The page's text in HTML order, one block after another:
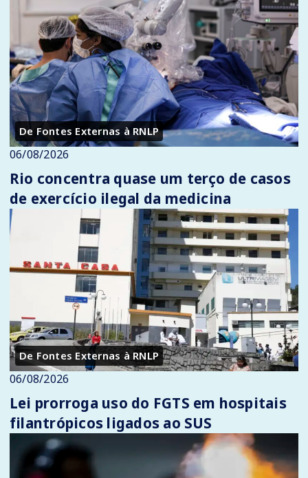
De Fontes Externas à RNLP
06/08/2026
Rio concentra quase um terço de casos
de exercício ilegal da medicina
De Fontes Externas à RNLP
06/08/2026
Lei prorroga uso do FGTS em hospitais
filantrópicos ligados ao SUS